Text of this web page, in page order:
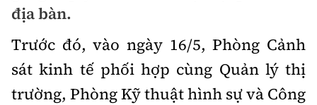
Cải chính
Giám định chất lượng
Quản lý đô thị
Đường bộ
Hàng không
Kinh tế
Thị trường
Tài chính
Pháp luật
Thanh tra
An toàn giao thông
địa bàn.
Trước đó, vào ngày 16/5, Phòng Cảnh
sát kinh tế phối hợp cùng Quản lý thị
trường, Phòng Kỹ thuật hình sự và Công